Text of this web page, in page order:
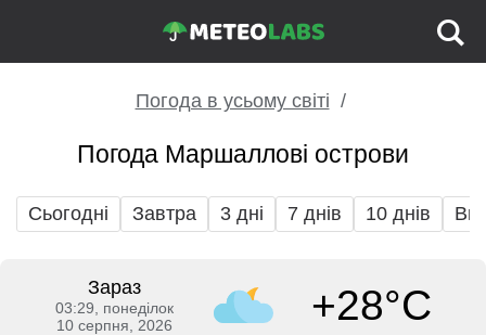
Погода в усьому світі
Погода Маршаллові острови
Сьогодні Завтра 3 дні 7 днів 10 днів
Зараз
03:29, понеділок
10 серпня, 2026
+28°C